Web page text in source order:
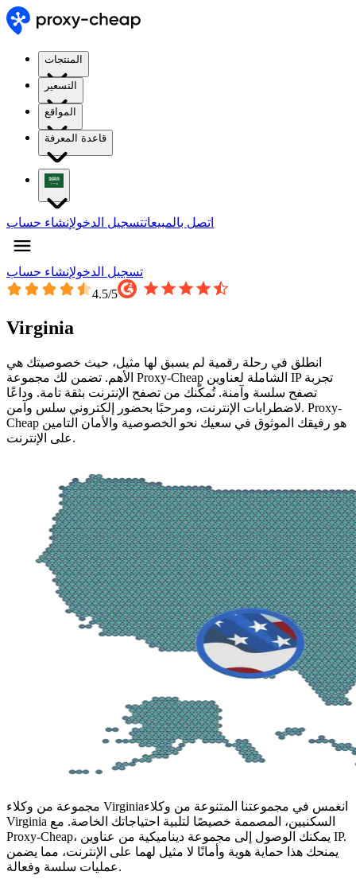
المنتجات
التسعير
المواقع
قاعدة المعرفة
اتصل بالمبيعاتتسجيل الدخولإنشاء حساب
تسجيل الدخولإنشاء حساب
4.5/5
Virginia
انطلق في رحلة رقمية لم يسبق لها مثيل، حيث خصوصيتك هي
الأهم. تضمن لك مجموعة Proxy-Cheap الشاملة لعناوين IP تجربة
تصفح سلسة وآمنة. تُمكّنك من تصفح الإنترنت بثقة تامة. وداعًا
لاضطرابات الإنترنت، ومرحبًا بحضور إلكتروني سلس وآمن. Proxy-
Cheap هو رفيقك الموثوق في سعيك نحو الخصوصية والأمان التامين
على الإنترنت.
مجموعة من وكلاء Virginiaانغمس في مجموعتنا المتنوعة من وكلاء
Virginia السكنيين، المصممة خصيصًا لتلبية احتياجاتك الخاصة. مع
Proxy-Cheap، يمكنك الوصول إلى مجموعة ديناميكية من عناوين IP.
يمنحك هذا حماية هوية وأمانًا لا مثيل لهما على الإنترنت، مما يضمن
عمليات سلسة وفعالة.